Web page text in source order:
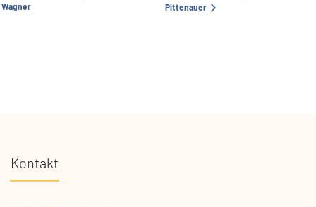
Wagner
Pittenauer
Kontakt